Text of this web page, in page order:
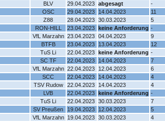
BLV 29.04.2023 abgesagt
-
OSC 29.04.2023 14.04.2023
11
Z88 28.04.2023 30.03.2023
5
RON-HILL 23.04.2023 keine Anforderung -
VfL Marzahn 23.04.2023 04.04.2023
9
BTFB 23.04.2023 13.04.2023
12
TuS Li 22.04.2023 keine Anforderung -
SC TF 22.04.2023 14.04.2023
7
VfL Marzahn 22.04.2023 12.04.2023
6
SCC 22.04.2023 14.04.2023
4
TSV Rudow 22.04.2023 14.04.2023
4
LVB 22.04.2023 keine Anforderung -
TuS Li 22.04.2023 30.03.2023
7
SV Preußen 19.04.2023 12.04.2023
5
VfL Marzahn 19.04.2023 30.03.2023
4